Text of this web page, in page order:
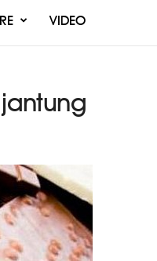
VIDEO